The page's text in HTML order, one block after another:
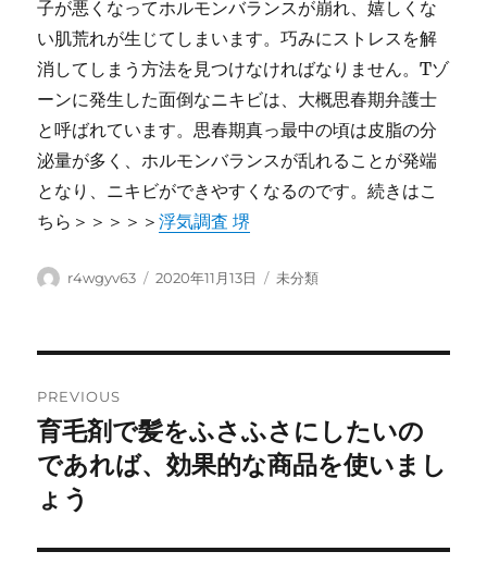
子が悪くなってホルモンバランスが崩れ、嬉しくな
い肌荒れが生じてしまいます。巧みにストレスを解
消してしまう方法を見つけなければなりません。Tゾ
ーンに発生した面倒なニキビは、大概思春期弁護士
と呼ばれています。思春期真っ最中の頃は皮脂の分
泌量が多く、ホルモンバランスが乱れることが発端
となり、ニキビができやすくなるのです。続きはこ
ちら＞＞＞＞＞浮気調査 堺
Author
r4wgyv63
Posted
2020年11月13日 Categories
未分類
navigation
PREVIOUS
Previous
post:
育毛剤で髪をふさふさにしたいの
であれば、効果的な商品を使いまし
ょう